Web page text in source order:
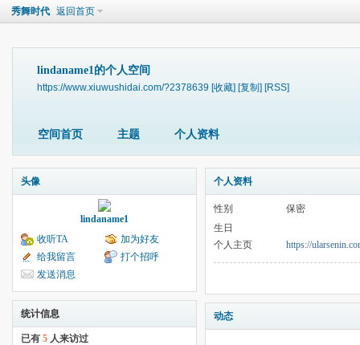
秀舞时代 返回首页
lindaname1的个人空间
https://www.xiuwushidai.com/?2378639 [收藏] [复制] [RSS]
空间首页 主题 个人资料
头像
lindaname1
收听TA
加为好友
给我留言
打个招呼
发送消息
统计信息
已有 5 人来访过
个人资料
性别
保密
生日
个人主页
https://
动态